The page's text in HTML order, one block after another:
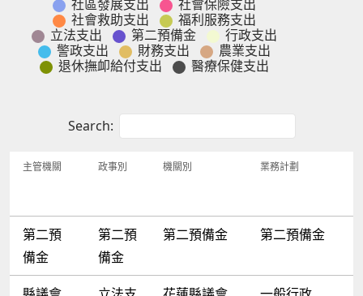
社區發展支出
社會保險支出
社會救助支出
福利服務支出
立法支出
第二預備金
行政支出
警政支出
財務支出
農業支出
退休撫卹給付支出
醫療保健支出
社區發展支出
社會保險支出
社會救助支出
福利服務支出
立法支出
第二預備金
行政支出
警政支出
財務支出
農業支出
退休撫卹給付支出
醫療保健支出
Search:
主管機關 政事別 機關別 業務計劃
第二預
備金
第二預
備金
第二預備金 第二預備金